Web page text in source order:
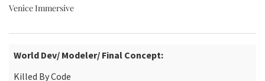
Venice Immersive
World Dev/ Modeler/ Final Concept:
Killed By Code